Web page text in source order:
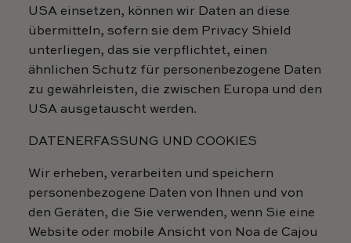
USA einsetzen, können wir Daten an diese
übermitteln, sofern sie dem Privacy Shield
unterliegen, das sie verpflichtet, einen
ähnlichen Schutz für personenbezogene Daten
zu gewährleisten, die zwischen Europa und den
USA ausgetauscht werden.
DATENERFASSUNG UND COOKIES
Wir erheben, verarbeiten und speichern
personenbezogene Daten von Ihnen und von
den Geräten, die Sie verwenden, wenn Sie eine
Website oder mobile Ansicht von Noa de Cajou